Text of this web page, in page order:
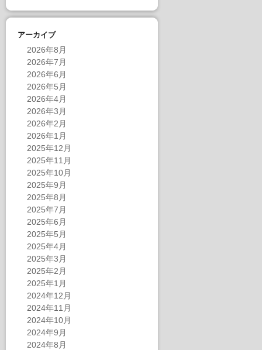
アーカイブ
2026年8月
2026年7月
2026年6月
2026年5月
2026年4月
2026年3月
2026年2月
2026年1月
2025年12月
2025年11月
2025年10月
2025年9月
2025年8月
2025年7月
2025年6月
2025年5月
2025年4月
2025年3月
2025年2月
2025年1月
2024年12月
2024年11月
2024年10月
2024年9月
2024年8月